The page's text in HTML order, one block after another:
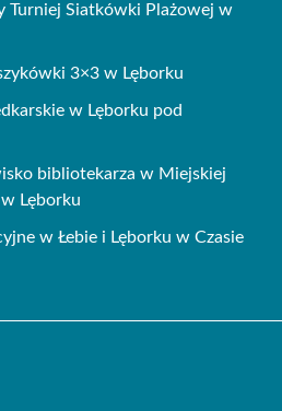
Turniej Siatkówki Plażowej w
3×3 w Lęborku
w Lęborku pod
bibliotekarza w Miejskiej
Lęborku
w Łebie i Lęborku w Czasie